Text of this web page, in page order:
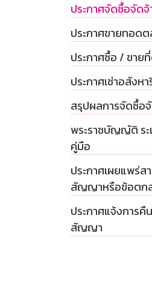
ประกาศจัดซื้อจัดจ้
ประกาศขายทอด
ประกาศซื้อ / ขาย
ประกาศเช่าอสังห
สรุปผลการจัดซื้อ
พระราชบัญญัติ ระ
คู่มือ
ประกาศเผยแพร่
สัญญาหรือข้อตก
ประกาศแจ้งการคื
สัญญา